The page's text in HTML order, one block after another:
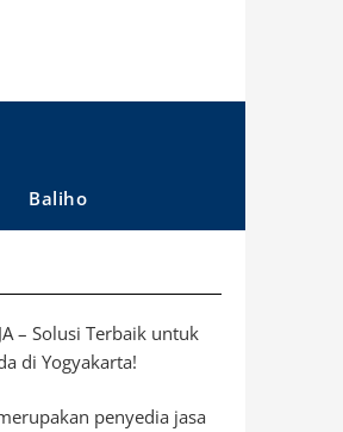
Baliho
– Solusi Terbaik untuk
di Yogyakarta!
penyedia jasa